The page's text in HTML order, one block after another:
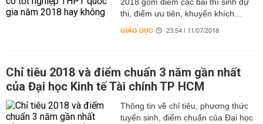
thi, điểm ưu tiên, khuyến khích...
GIÁO DỤC 23:54 | 11/07/2018
Chỉ tiêu 2018 và điểm chuẩn 3 năm gần nhất
của Đại học Kinh tế Tài chính TP HCM
Thông tin về chỉ tiêu, phương thức
tuyển sinh, điểm chuẩn của Đại học